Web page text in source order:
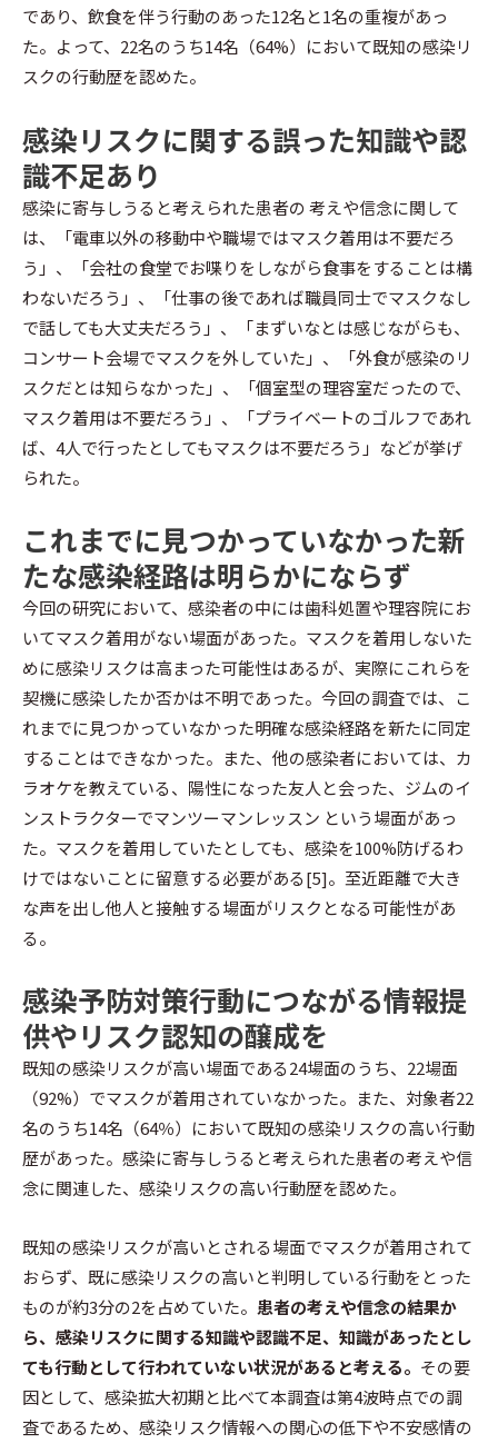
であり、飲食を伴う行動のあった12名と1名の重複があっ
た。よって、22名のうち14名（64%）において既知の感染リ
スクの行動歴を認めた。
感染リスクに関する誤った知識や認
識不足あり
感染に寄与しうると考えられた患者の 考えや信念に関して
は、「電車以外の移動中や職場ではマスク着用は不要だろ
う」、「会社の食堂でお喋りをしながら食事をすることは構
わないだろう」、「仕事の後であれば職員同士でマスクなし
で話しても大丈夫だろう」、「まずいなとは感じながらも、
コンサート会場でマスクを外していた」、「外食が感染のリ
スクだとは知らなかった」、「個室型の理容室だったので、
マスク着用は不要だろう」、「プライベートのゴルフであれ
ば、4人で行ったとしてもマスクは不要だろう」などが挙げ
られた。
これまでに見つかっていなかった新
たな感染経路は明らかにならず
今回の研究において、感染者の中には歯科処置や理容院にお
いてマスク着用がない場面があった。マスクを着用しないた
めに感染リスクは高まった可能性はあるが、実際にこれらを
契機に感染したか否かは不明であった。今回の調査では、こ
れまでに見つかっていなかった明確な感染経路を新たに同定
することはできなかった。また、他の感染者においては、カ
ラオケを教えている、陽性になった友人と会った、ジムのイ
ンストラクターでマンツーマンレッスン という場面があっ
た。マスクを着用していたとしても、感染を100%防げるわ
けではないことに留意する必要がある[5]。至近距離で大き
な声を出し他人と接触する場面がリスクとなる可能性があ
る。
感染予防対策行動につながる情報提
供やリスク認知の醸成を
既知の感染リスクが高い場面である24場面のうち、22場面
（92%）でマスクが着用されていなかった。また、対象者22
名のうち14名（64％）において既知の感染リスクの高い行動
歴があった。感染に寄与しうると考えられた患者の考えや信
念に関連した、感染リスクの高い行動歴を認めた。
既知の感染リスクが高いとされる場面でマスクが着用されて
おらず、既に感染リスクの高いと判明している行動をとった
ものが約3分の2を占めていた。 患者の考えや信念の結果か
ら、感染リスクに関する知識や認識不足、知識があったとし
ても行動として行われていない状況があると考える。 その要
因として、感染拡大初期と比べて本調査は第4波時点での調
査であるため、感染リスク情報への関心の低下や不安感情の